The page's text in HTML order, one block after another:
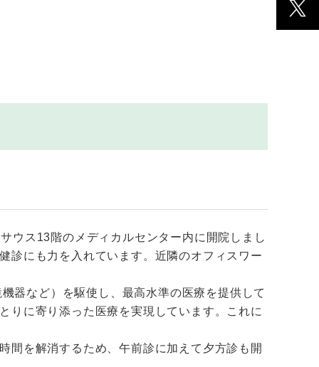
ウス13階のメディカルセンター内に開院しまし
診にも力を入れています。近隣のオフィスワー
器など）を駆使し、最高水準の医療を提供して
りに寄り添った医療を実現しています。これに
間を解消するため、午前診に加えて夕方診も開